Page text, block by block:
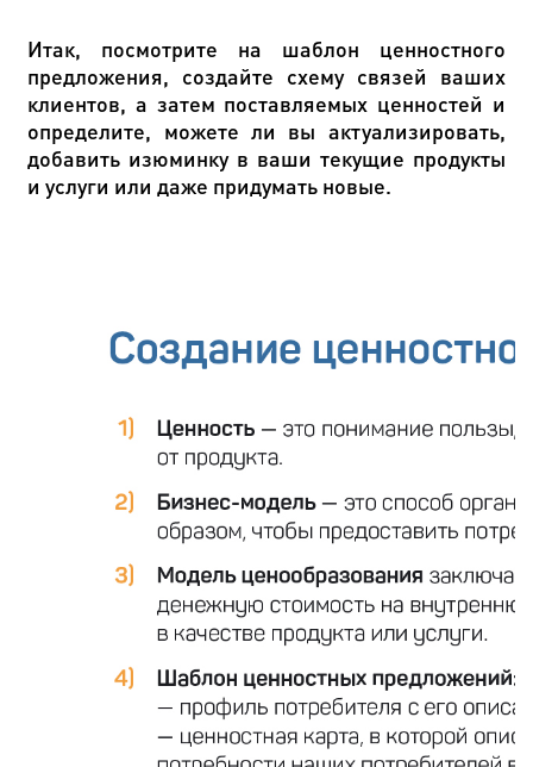
Итак, посмотрите на шаблон ценностного
предложения, создайте схему связей ваших
клиентов, а затем поставляемых ценностей и
определите, можете ли вы актуализировать,
добавить изюминку в ваши текущие продукты
и услуги или даже придумать новые.